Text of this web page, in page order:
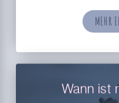
MEHR
Wann ist